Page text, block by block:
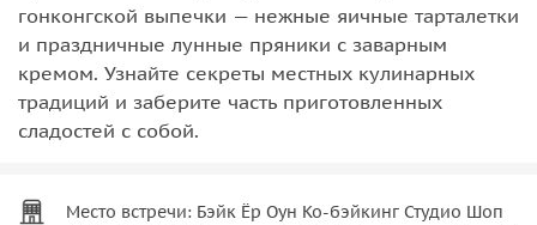
гонконгской выпечки — нежные яичные тарталетки
и праздничные лунные пряники с заварным
кремом. Узнайте секреты местных кулинарных
традиций и заберите часть приготовленных
сладостей с собой.
Место встречи: Бэйк Ёр Оун Ко-бэйкинг Студио Шоп